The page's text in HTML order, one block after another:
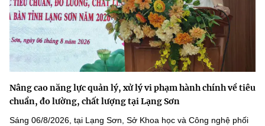
Nâng cao năng lực quản lý, xử lý vi phạm hành chính về tiêu
chuẩn, đo lường, chất lượng tại Lạng Sơn
Sáng 06/8/2026, tại Lạng Sơn, Sở Khoa học và Công nghệ phối